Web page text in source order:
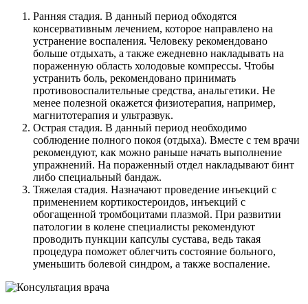
Ранняя стадия. В данный период обходятся
консервативным лечением, которое направлено на
устранение воспаления. Человеку рекомендовано
больше отдыхать, а также ежедневно накладывать на
пораженную область холодовые компрессы. Чтобы
устранить боль, рекомендовано принимать
противовоспалительные средства, анальгетики. Не
менее полезной окажется физиотерапия, например,
магнитотерапия и ультразвук.
Острая стадия. В данный период необходимо
соблюдение полного покоя (отдыха). Вместе с тем врачи
рекомендуют, как можно раньше начать выполнение
упражнений. На пораженный отдел накладывают бинт
либо специальный бандаж.
Тяжелая стадия. Назначают проведение инъекций с
применением кортикостероидов, инъекций с
обогащенной тромбоцитами плазмой. При развитии
патологии в колене специалисты рекомендуют
проводить пункции капсулы сустава, ведь такая
процедура поможет облегчить состояние больного,
уменьшить болевой синдром, а также воспаление.